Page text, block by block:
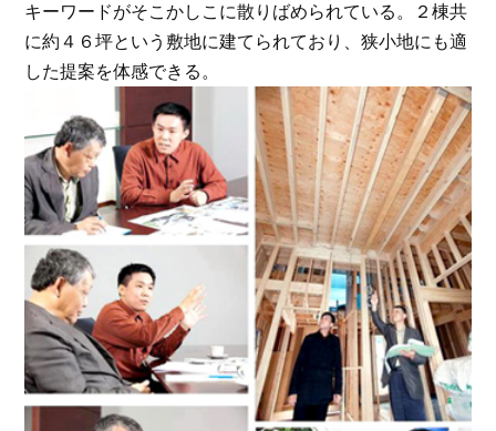
キーワードがそこかしこに散りばめられている。２棟共
に約４６坪という敷地に建てられており、狭小地にも適
した提案を体感できる。